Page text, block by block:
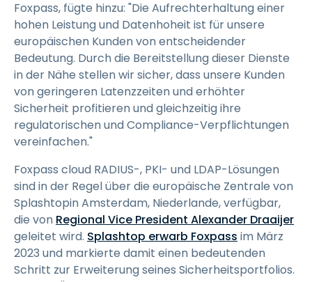
Foxpass, fügte hinzu: "Die Aufrechterhaltung einer
hohen Leistung und Datenhoheit ist für unsere
europäischen Kunden von entscheidender
Bedeutung. Durch die Bereitstellung dieser Dienste
in der Nähe stellen wir sicher, dass unsere Kunden
von geringeren Latenzzeiten und erhöhter
Sicherheit profitieren und gleichzeitig ihre
regulatorischen und Compliance-Verpflichtungen
vereinfachen."
Foxpass cloud RADIUS-, PKI- und LDAP-Lösungen
sind in der Regel über die europäische Zentrale von
Splashtopin Amsterdam, Niederlande, verfügbar,
die von Regional Vice President Alexander Draaijer
geleitet wird. Splashtop erwarb Foxpass im März
2023 und markierte damit einen bedeutenden
Schritt zur Erweiterung seines Sicherheitsportfolios.